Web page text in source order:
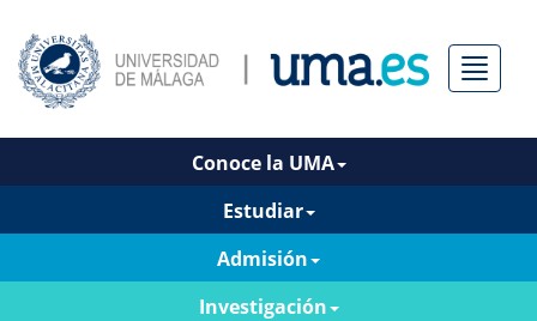
Menú
Conoce la UMA
Estudiar
Admisión
Investigación